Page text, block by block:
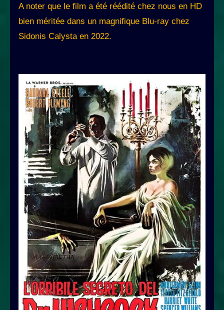
A noter que le film a été réédité chez nous en HD
bien méritée dans un magnifique Blu-ray chez
Sidonis Calysta en 2022.